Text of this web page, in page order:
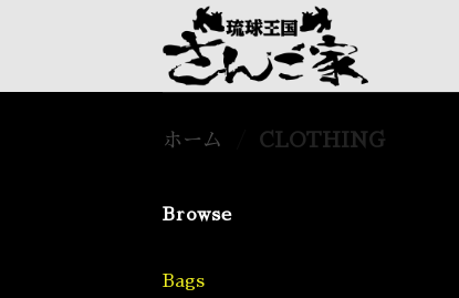
ホーム CLOTHING
Browse
Bags